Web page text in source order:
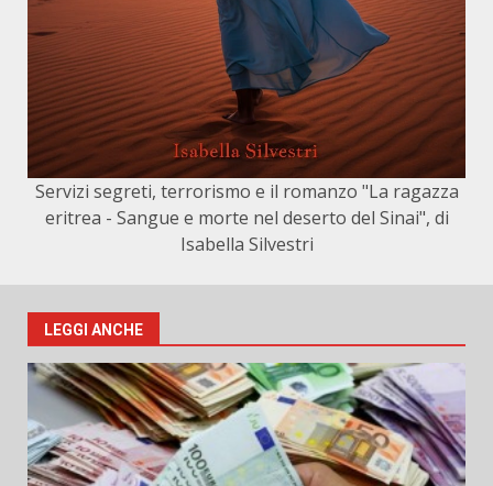
Servizi segreti, terrorismo e il romanzo "La ragazza
eritrea - Sangue e morte nel deserto del Sinai", di
Isabella Silvestri
LEGGI ANCHE